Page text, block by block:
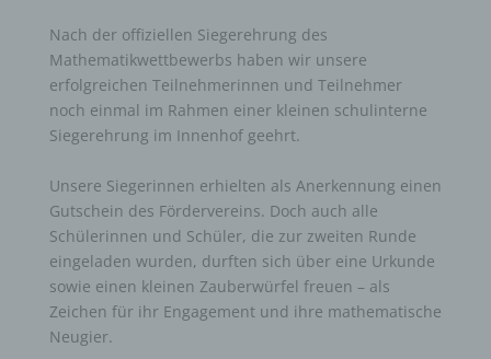
Nach der offiziellen Siegerehrung des
Mathematikwettbewerbs haben wir unsere
erfolgreichen Teilnehmerinnen und Teilnehmer
noch einmal im Rahmen einer kleinen schulinterne
Siegerehrung im Innenhof geehrt.
Unsere Siegerinnen erhielten als Anerkennung einen
Gutschein des Fördervereins. Doch auch alle
Schülerinnen und Schüler, die zur zweiten Runde
eingeladen wurden, durften sich über eine Urkunde
sowie einen kleinen Zauberwürfel freuen – als
Zeichen für ihr Engagement und ihre mathematische
Neugier.